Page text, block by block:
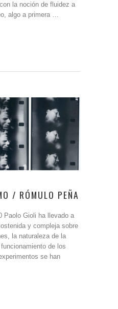
la noción de fluidez a
algo a primera …
/ RÓMULO PEÑA
Paolo Gioli ha llevado a
y compleja sobre
la naturaleza de la
de los
se han